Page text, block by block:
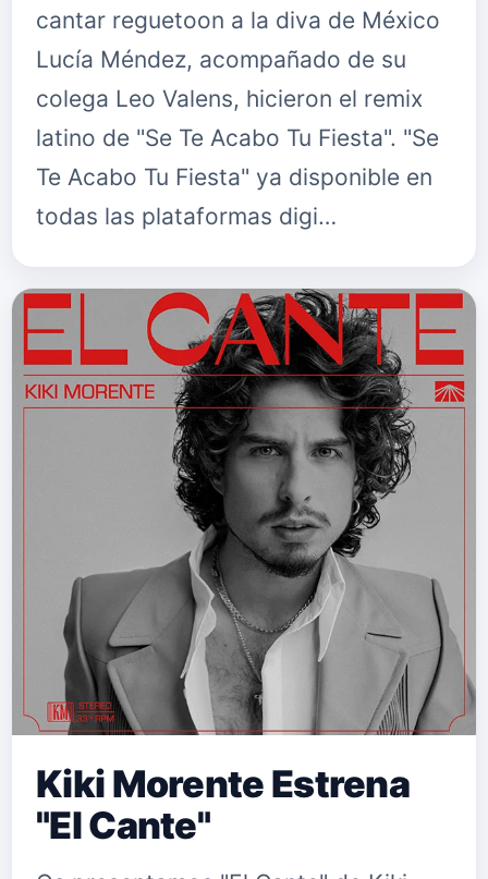
cantar reguetoon a la diva de México
Lucía Méndez, acompañado de su
colega Leo Valens, hicieron el remix
latino de "Se Te Acabo Tu Fiesta". "Se
Te Acabo Tu Fiesta" ya disponible en
todas las plataformas digi…
Kiki Morente Estrena
"El Cante"